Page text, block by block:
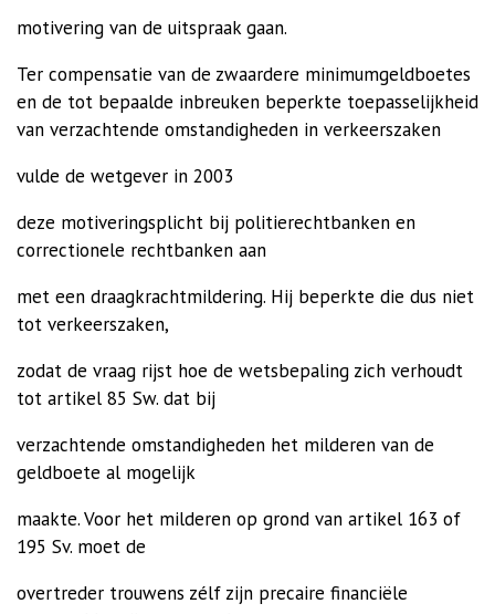
motivering van de uitspraak gaan.
Ter compensatie van de zwaardere minimumgeldboetes
en de tot bepaalde inbreuken beperkte toepasselijkheid
van verzachtende omstandigheden in verkeerszaken
vulde de wetgever in 2003
deze motiveringsplicht bij politierechtbanken en
correctionele rechtbanken aan
met een draagkrachtmildering. Hij beperkte die dus niet
tot verkeerszaken,
zodat de vraag rijst hoe de wetsbepaling zich verhoudt
tot artikel 85 Sw. dat bij
verzachtende omstandigheden het milderen van de
geldboete al mogelijk
maakte. Voor het milderen op grond van artikel 163 of
195 Sv. moet de
overtreder trouwens zélf zijn precaire financiële